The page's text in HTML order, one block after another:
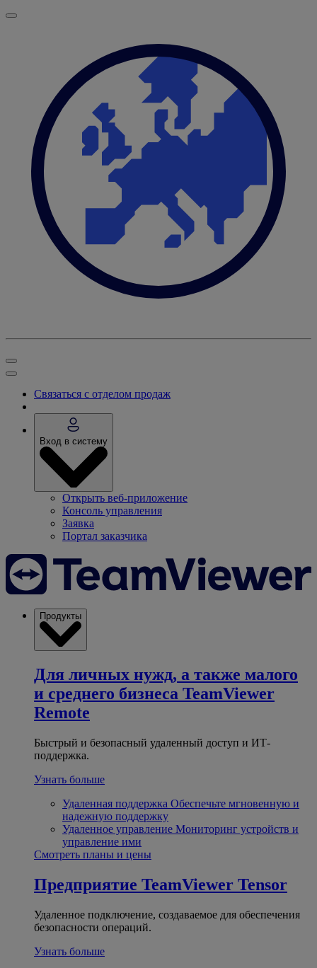
Связаться с отделом продаж
Вход в систему
Открыть веб-приложение
Консоль управления
Заявка
Портал заказчика
Продукты
Для личных нужд, а также малого
и среднего бизнеса TeamViewer
Remote
Быстрый и безопасный удаленный доступ и ИТ-
поддержка.
Узнать больше
Удаленная поддержка Обеспечьте мгновенную и
надежную поддержку
Удаленное управление Мониторинг устройств и
управление ими
Смотреть планы и цены
Предприятие TeamViewer Tensor
Удаленное подключение, создаваемое для обеспечения
безопасности операций.
Узнать больше